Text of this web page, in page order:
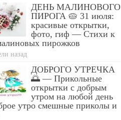
ДЕНЬ МАЛИНОВОГО
ПИРОГА 🥧 31 июля:
красивые открытки,
фото, гиф — Стихи к
пирожков
назад
ДОБРОГО УТРЕЧКА
🌅 — Прикольные
открытки с добрым
утром на любой день
утро смешные приколы и